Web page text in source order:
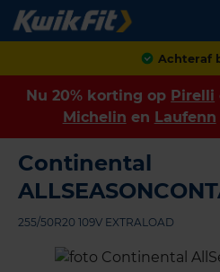
Achteraf
Nu 20% korting op Pirelli
Michelin en Laufenn
Continental
255/50R20 109V EXTRALOAD